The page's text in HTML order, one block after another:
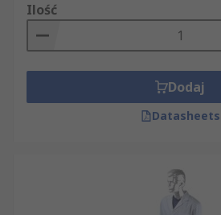
Ilość
Dodaj
Datasheets